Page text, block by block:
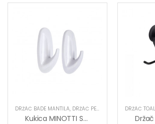
DRŽAČ BADE MANTILA, DRŽAČ PEŠKIRA GALANTERIJA
Kukica MINOTTI Samolepljiva 25×55 Ovalna Bela ABS 1kg Nosivost
DRŽAČ